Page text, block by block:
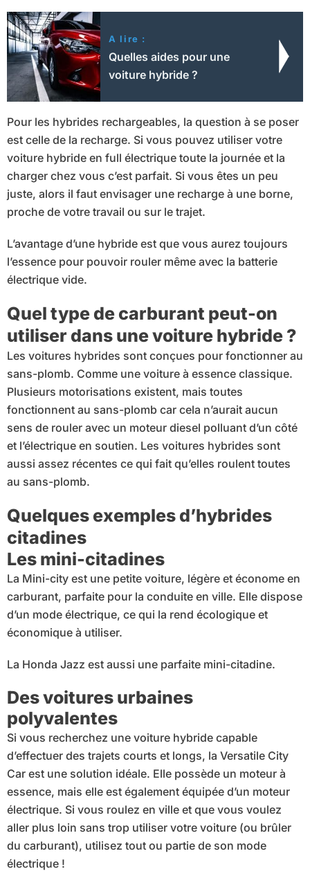
A lire :
Quelles aides pour une
voiture hybride ?
Pour les hybrides rechargeables, la question à se poser
est celle de la recharge. Si vous pouvez utiliser votre
voiture hybride en full électrique toute la journée et la
charger chez vous c’est parfait. Si vous êtes un peu
juste, alors il faut envisager une recharge à une borne,
proche de votre travail ou sur le trajet.
L’avantage d’une hybride est que vous aurez toujours
l’essence pour pouvoir rouler même avec la batterie
électrique vide.
Quel type de carburant peut-on
utiliser dans une voiture hybride ?
Les voitures hybrides sont conçues pour fonctionner au
sans-plomb. Comme une voiture à essence classique.
Plusieurs motorisations existent, mais toutes
fonctionnent au sans-plomb car cela n’aurait aucun
sens de rouler avec un moteur diesel polluant d’un côté
et l’électrique en soutien. Les voitures hybrides sont
aussi assez récentes ce qui fait qu’elles roulent toutes
au sans-plomb.
Quelques exemples d’hybrides
citadines
Les mini-citadines
La Mini-city est une petite voiture, légère et économe en
carburant, parfaite pour la conduite en ville. Elle dispose
d’un mode électrique, ce qui la rend écologique et
économique à utiliser.
La Honda Jazz est aussi une parfaite mini-citadine.
Des voitures urbaines
polyvalentes
Si vous recherchez une voiture hybride capable
d’effectuer des trajets courts et longs, la Versatile City
Car est une solution idéale. Elle possède un moteur à
essence, mais elle est également équipée d’un moteur
électrique. Si vous roulez en ville et que vous voulez
aller plus loin sans trop utiliser votre voiture (ou brûler
du carburant), utilisez tout ou partie de son mode
électrique !